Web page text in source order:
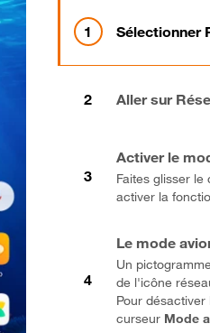
Sélectionner
Aller sur
Activer le
Faites glisser le
activer la
Le mode
Un
de l'icône
Pour
curseurMode